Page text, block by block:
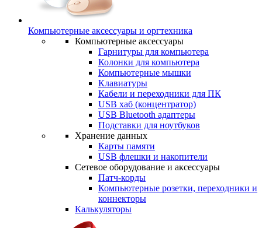
Компьютерные аксессуары и оргтехника
Компьютерные аксессуары
Гарнитуры для компьютера
Колонки для компьютера
Компьютерные мышки
Клавиатуры
Кабели и переходники для ПК
USB хаб (концентратор)
USB Bluetooth адаптеры
Подставки для ноутбуков
Хранение данных
Карты памяти
USB флешки и накопители
Сетевое оборудование и аксессуары
Патч-корды
Компьютерные розетки, переходники и
коннекторы
Калькуляторы